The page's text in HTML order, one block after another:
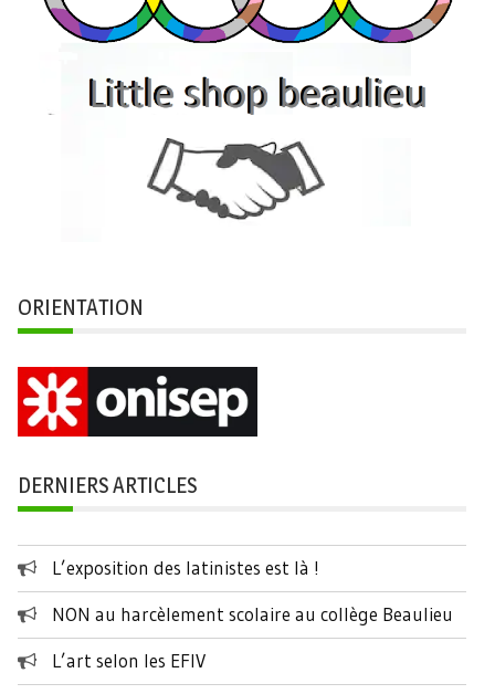
ORIENTATION
DERNIERS ARTICLES
L’exposition des latinistes est là !
NON au harcèlement scolaire au collège Beaulieu
L’art selon les EFIV